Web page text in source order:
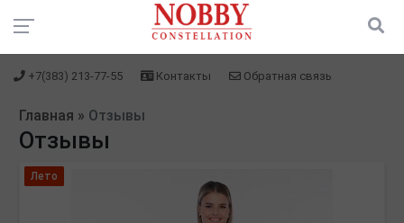
+7(383) 213-77-55 Контакты Обратная связь
Главная » Отзывы
Отзывы
Лето